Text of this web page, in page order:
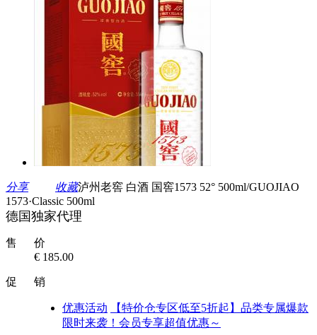
分享 收藏泸州老窖 白酒 国窖1573 52° 500ml/GUOJIAO
1573·Classic 500ml
德国独家代理
售 价
€ 185.00
促 销
优惠活动
【特价仓专区低至5折起】品类专属爆款
限时来袭！会员专享超值优惠～